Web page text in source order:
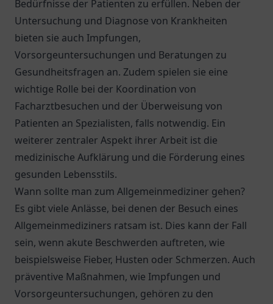
Bedürfnisse der Patienten zu erfüllen. Neben der
Untersuchung und Diagnose von Krankheiten
bieten sie auch Impfungen,
Vorsorgeuntersuchungen und Beratungen zu
Gesundheitsfragen an. Zudem spielen sie eine
wichtige Rolle bei der Koordination von
Facharztbesuchen und der Überweisung von
Patienten an Spezialisten, falls notwendig. Ein
weiterer zentraler Aspekt ihrer Arbeit ist die
medizinische Aufklärung und die Förderung eines
gesunden Lebensstils.
Wann sollte man zum Allgemeinmediziner gehen?
Es gibt viele Anlässe, bei denen der Besuch eines
Allgemeinmediziners ratsam ist. Dies kann der Fall
sein, wenn akute Beschwerden auftreten, wie
beispielsweise Fieber, Husten oder Schmerzen. Auch
präventive Maßnahmen, wie Impfungen und
Vorsorgeuntersuchungen, gehören zu den